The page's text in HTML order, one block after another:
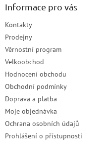
Informace pro vás
Kontakty
Prodejny
Věrnostní program
Velkoobchod
Hodnocení obchodu
Obchodní podmínky
Doprava a platba
Moje objednávka
Ochrana osobních údajů
Prohlášení o přístupnosti